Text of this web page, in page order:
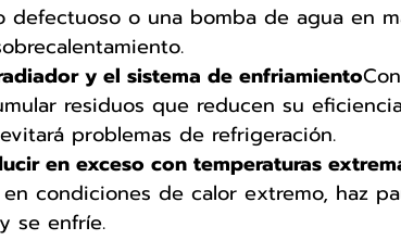
defectuoso o una bomba de agua en
y el sistema de enfriamiento
residuos que reducen su
problemas de refrigeración.
en exceso con temperaturas
condiciones de calor extremo, haz
se enfríe.